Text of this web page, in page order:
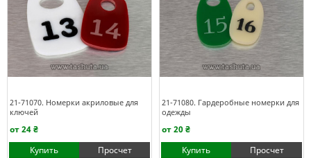
21-71070. Номерки акриловые для
ключей
от 24 ₴
Купить
Просчет
21-71080. Гардеробные номерки для
одежды
от 20 ₴
Купить
Просчет